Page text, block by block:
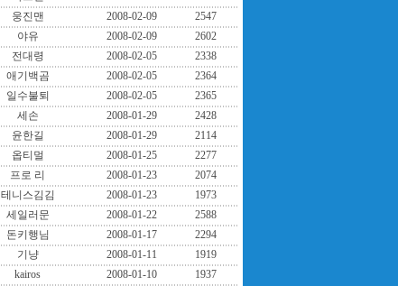
웅진맨 2008-02-09
2547
야유 2008-02-09
2602
전대령 2008-02-05
2338
애기백곰 2008-02-05
2364
일수불퇴 2008-02-05
2365
세손 2008-01-29
2428
윤한길 2008-01-29
2114
옵티멀 2008-01-25
2277
프로 리 2008-01-23
2074
테니스김김 2008-01-23
1973
세일러문 2008-01-22
2588
돈키행님 2008-01-17
2294
기냥 2008-01-11
1919
kairos 2008-01-10 1937